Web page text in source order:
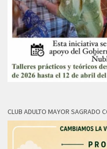
CLUB ADULTO MAYOR SAGRADO